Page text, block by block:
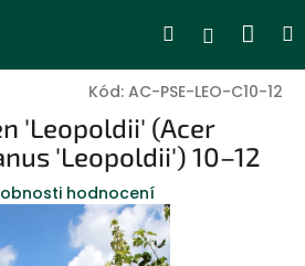
Hledat
Kód: AC-PSE-LEO-C10-12
'Leopoldii' (Acer
'Leopoldii') 10–12
hodnocení